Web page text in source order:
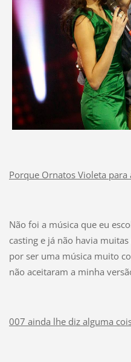
Porque Ornatos Violeta para
Não foi a música que eu
casting e já não havia
por ser uma música muito
não aceitaram a minha
007 ainda lhe diz alguma